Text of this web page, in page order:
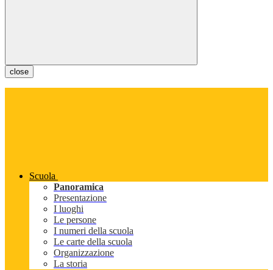
close
Scuola
Panoramica
Presentazione
I luoghi
Le persone
I numeri della scuola
Le carte della scuola
Organizzazione
La storia